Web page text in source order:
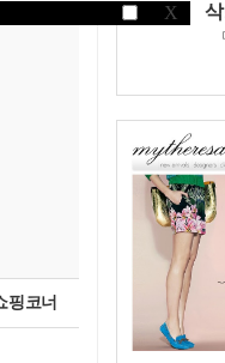
X
핑코너